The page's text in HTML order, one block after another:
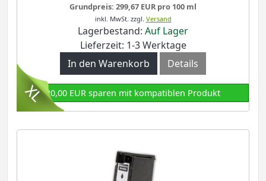
Grundpreis: 299,67 EUR pro 100 ml
inkl. MwSt. zzgl. Versand
Lagerbestand: Auf Lager
Lieferzeit: 1-3 Werktage
In den Warenkorb
Details
20,00 EUR sparen mit kompatiblen Produkt